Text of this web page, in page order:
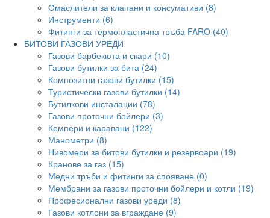
Омаслители за клапани и консумативи (8)
Инструменти (6)
Фитинги за термопластична тръба FARO (40)
БИТОВИ ГАЗОВИ УРЕДИ
Газови барбекюта и скари (10)
Газови бутилки за бита (24)
Композитни газови бутилки (15)
Туристически газови бутилки (14)
Бутилкови инсталации (78)
Газови проточни бойлери (3)
Кемпери и каравани (122)
Манометри (8)
Нивомери за битови бутилки и резервоари (19)
Кранове за газ (15)
Медни тръби и фитинги за спояване (0)
Мембрани за газови проточни бойлери и котли (19)
Професионални газови уреди (8)
Газови котлони за вграждане (9)